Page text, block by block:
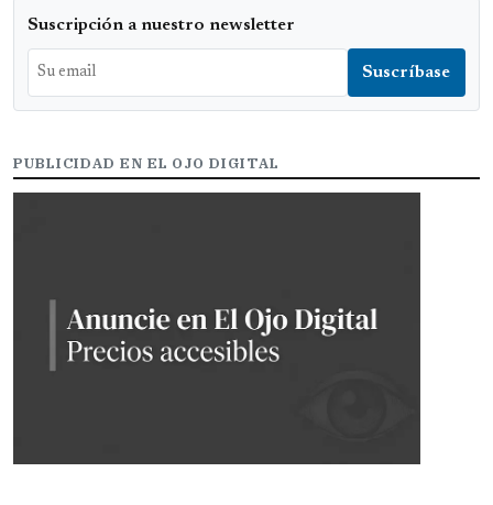
Suscripción a nuestro newsletter
PUBLICIDAD EN EL OJO DIGITAL